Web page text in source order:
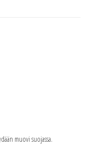
muovi suojassa.